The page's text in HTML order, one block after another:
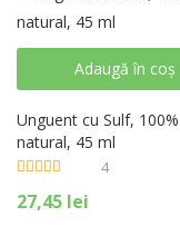
Tine-ma minte
Adaugă în coș
Unguent cu Sulf, 100%
natural, 45 ml
4.75din 5
4
27,45 lei